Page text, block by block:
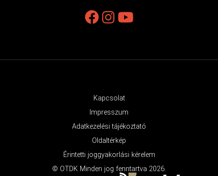
Kapcsolat
Impresszum
Adatkezelési tájékoztató
Oldaltérkép
Érintetti joggyakorlási kérelem
© OTDK Minden jog fenntartva 2026.